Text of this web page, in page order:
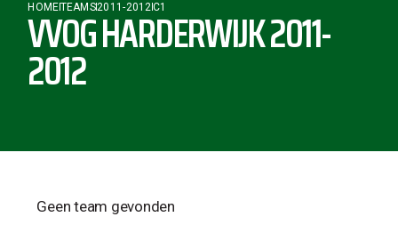
HOMETEAMS2011-2012C1
VVOG HARDERWIJK 2011-
2012
Geen team gevonden